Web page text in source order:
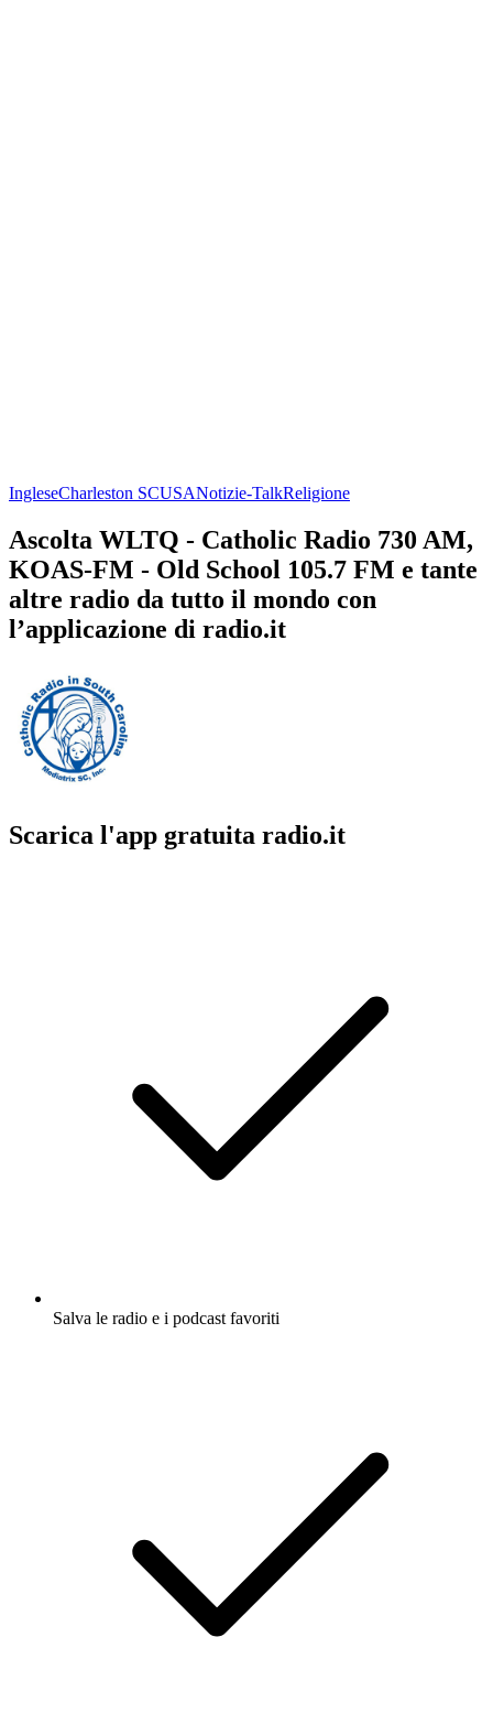
IngleseCharleston SCUSANotizie-TalkReligione
Ascolta WLTQ - Catholic Radio 730 AM,
KOAS-FM - Old School 105.7 FM e tante
altre radio da tutto il mondo con
l’applicazione di radio.it
Scarica l'app gratuita radio.it
Salva le radio e i podcast favoriti